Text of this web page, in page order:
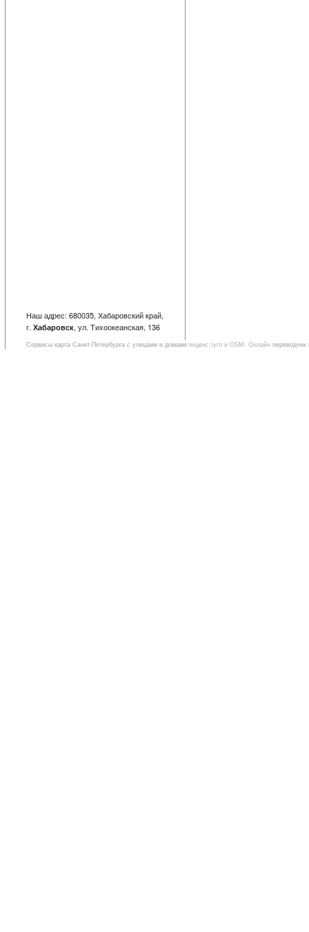
Наш адрес: 680035, Хабаровский край,
г. Хабаровск, ул. Тихоокеанская, 136
Сервисы карта Санкт-Петербурга с улицами и домами:яндекс,гугл и OSM. Онлайн переводчик